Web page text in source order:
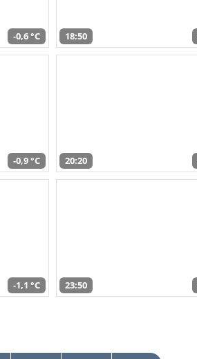
-0,6 °C 18:50
-0,9 °C 20:20
-1,1 °C 23:50